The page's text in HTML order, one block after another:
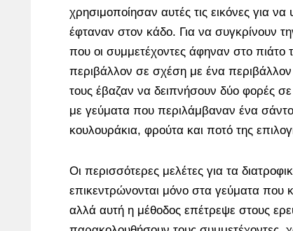
χρησιμοποίησαν αυτές τις εικόνες για
έφταναν στον κάδο. Για να συγκρίνουν
που οι συμμετέχοντες άφηναν στο πιάτο
περιβάλλον σε σχέση με ένα περιβάλλον
τους έβαζαν να δειπνήσουν δύο φορές
με γεύματα που περιλάμβαναν ένα
κουλουράκια, φρούτα και ποτό της
Οι περισσότερες μελέτες για τα
επικεντρώνονται μόνο στα γεύματα που
αλλά αυτή η μέθοδος επέτρεψε στους